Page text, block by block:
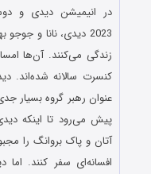
در انیمیشن
2023 دیدی، نانا و
زندگی می‌کنند. آن‌ها
کنسرت سالانه شده‌اند.
عنوان رهبر گروه بسیار
پیش می‌رود تا اینکه
آتان و پاک بروانگ را
افسانه‌ای سفر کنند.